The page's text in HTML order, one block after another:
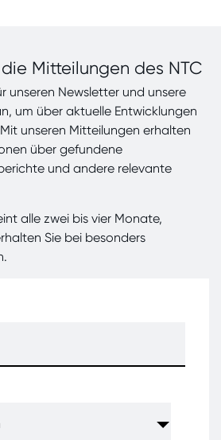
Mitteilungen des NTC
unseren Newsletter und unsere
um über aktuelle Entwicklungen
unseren Mitteilungen erhalten
über gefundene
und andere relevante
alle zwei bis vier Monate,
Sie bei besonders